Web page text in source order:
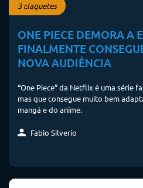
3 claquetes
ONE PIECE DEMORA A
FINALMENTE
NOVA AUDIÊNCIA
“One Piece” da Netflix é uma série
mas que consegue muito bem
mangá e do anime.
Fabio Silverio